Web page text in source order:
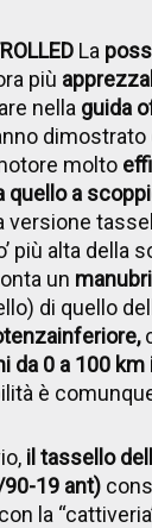
La
più
nella guida
dimostrato
molto
quello a
versione
più alta della
un
di quello
inferiore,
da 0 a 100 km
è
il tassello
19 ant)
la